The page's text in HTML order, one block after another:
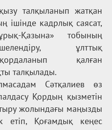
талқыланып жатқан
ішінде кадрлық саясат,
Қазына» тобының
ұлттық
қалған
талқылады.
Сәтқалиев өз
Қордың қызметін
жолындағы маңызды
етіп, Қоғамдық кеңес